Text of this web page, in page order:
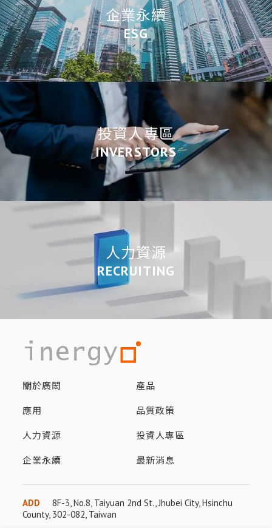
企業永續
ESG
投資人專區
INVERSTORS
人力資源
RECRUITING
關於廣閎 產品
應用 品質政策
人力資源 投資人專區
企業永續 最新消息
ADD
8F-3, No.8, Taiyuan 2nd St., Jhubei City, Hsinchu
County, 302-082, Taiwan